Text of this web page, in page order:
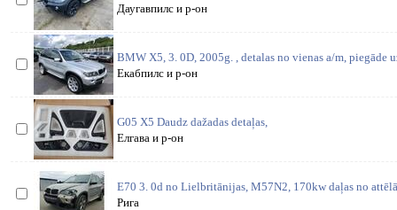
Даугавпилс и р-он
BMW X5, 3. 0D, 2005g. , detalas no vienas a/m, piegāde
Екабпилс и р-он
G05 X5 Daudz dažadas detaļas,
Елгава и р-он
E70 3. 0d no Lielbritānijas, M57N2, 170kw daļas no attēlā
Рига